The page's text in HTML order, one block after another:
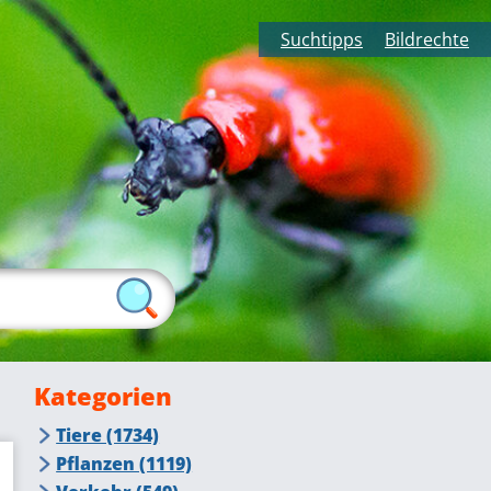
Suchtipps Bildrechte
Kategorien
Tiere (1734)
Insekten (415)
Pflanzen (1119)